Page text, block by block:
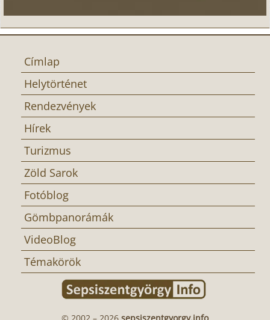
Címlap
Helytörténet
Rendezvények
Hírek
Turizmus
Zöld Sarok
Fotóblog
Gömbpanorámák
VideoBlog
Témakörök